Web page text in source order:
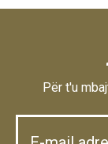
Për t'u